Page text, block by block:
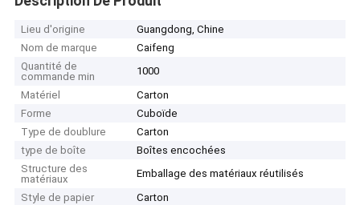
Lieu d'origine
Guangdong, Chine
Nom de marque
Caifeng
Quantité de
commande min
1000
Matériel
Carton
Forme
Cuboïde
Type de doublure
Carton
type de boîte
Boîtes encochées
Structure des
matériaux
Emballage des matériaux réutilisés
Style de papier
Carton